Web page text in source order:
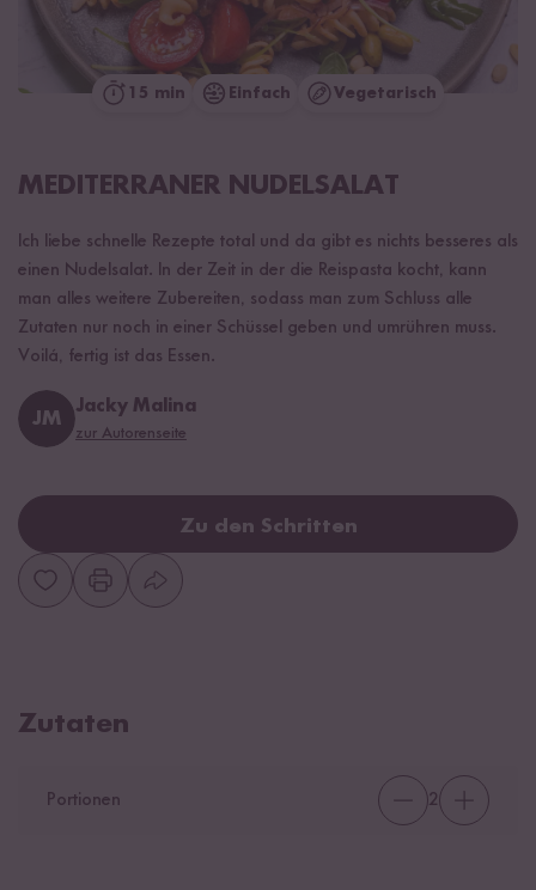
15 min Einfach Vegetarisch
MEDITERRANER NUDELSALAT
Ich liebe schnelle Rezepte total und da gibt es nichts besseres als
einen Nudelsalat. In der Zeit in der die Reispasta kocht, kann
man alles weitere Zubereiten, sodass man zum Schluss alle
Zutaten nur noch in einer Schüssel geben und umrühren muss.
Voilá, fertig ist das Essen.
JM
Jacky Malina
zur Autorenseite
Zu den Schritten
Zutaten
Portionen 2